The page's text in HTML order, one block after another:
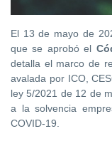
El 13 de mayo de
que se aprobó el
detalla el marco de
avalada por ICO,
ley 5/2021 de 12 de
a la solvencia
COVID-19.